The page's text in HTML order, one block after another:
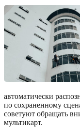
автоматически
по сохраненному
советуют обращать
мультикарт.